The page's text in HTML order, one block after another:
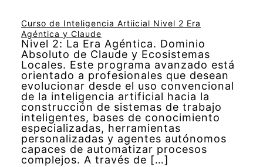
Curso de Inteligencia Artiicial Nivel 2 Era
Agéntica y Claude
Nivel 2: La Era Agéntica. Dominio
Absoluto de Claude y Ecosistemas
Locales. Este programa avanzado está
orientado a profesionales que desean
evolucionar desde el uso convencional
de la inteligencia artificial hacia la
construcción de sistemas de trabajo
inteligentes, bases de conocimiento
especializadas, herramientas
personalizadas y agentes autónomos
capaces de automatizar procesos
complejos. A través de […]